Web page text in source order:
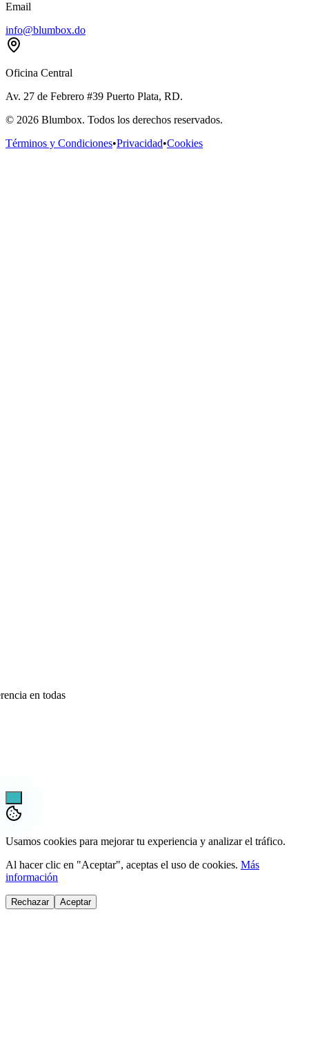
Email
info@blumbox.do
Oficina Central
Av. 27 de Febrero #39 Puerto Plata, RD.
© 2026 Blumbox. Todos los derechos reservados.
Términos y Condiciones•Privacidad•Cookies
en todas
¿Dónde está tu envío?
Usamos cookies para mejorar tu experiencia y analizar el tráfico.
Al hacer clic en "Aceptar", aceptas el uso de cookies.
información